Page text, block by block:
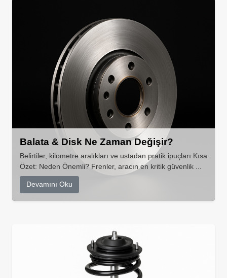
Balata & Disk Ne Zaman Değişir?
Belirtiler, kilometre aralıkları ve ustadan pratik ipuçları Kısa
Özet: Neden Önemli? Frenler, aracın en kritik güvenlik ...
Devamını Oku